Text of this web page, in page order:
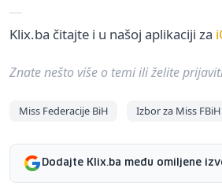
Klix.ba čitajte i u našoj aplikaciji za
Znate nešto više o temi ili želite
Miss Federacije BiH Izbor za Miss FBiH
Dodajte Klix.ba među omiljene